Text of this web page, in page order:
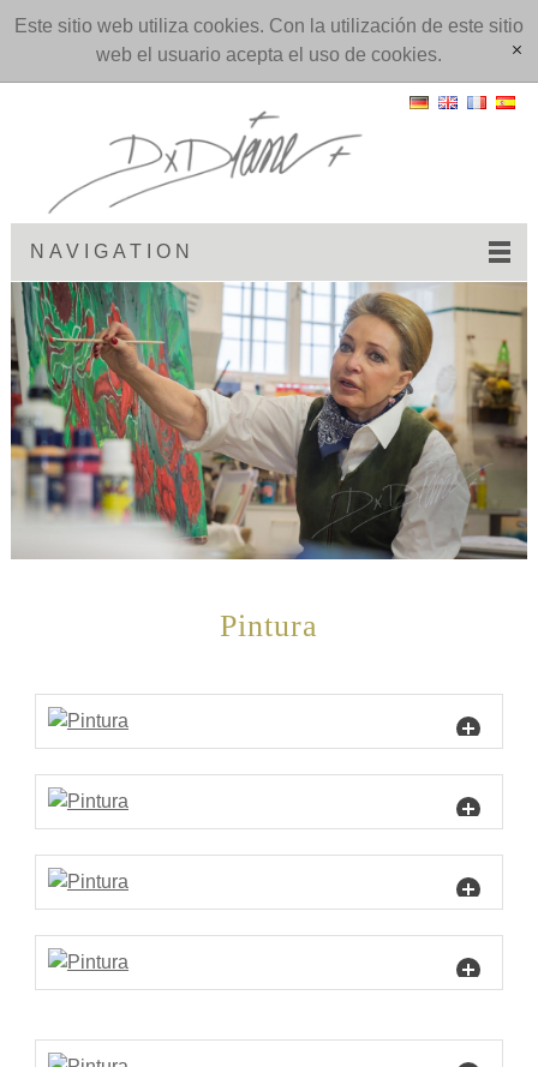
Este sitio web utiliza cookies. Con la utilización de este sitio
web el usuario acepta el uso de cookies.
[x]
NAVIGATION
Pintura